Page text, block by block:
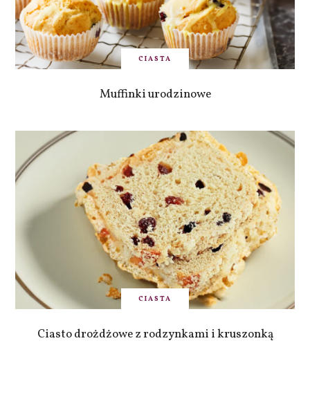
CIASTA
Muffinki urodzinowe
CIASTA
Ciasto drożdżowe z rodzynkami i kruszonką